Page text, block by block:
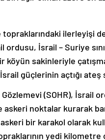
ilerleyişi
İsrail – Suriye
köyün sakinleriyle
güçlerinin açtığı
(SOHR), İsrail
noktalar kurarak
bir karakol olarak
yedi